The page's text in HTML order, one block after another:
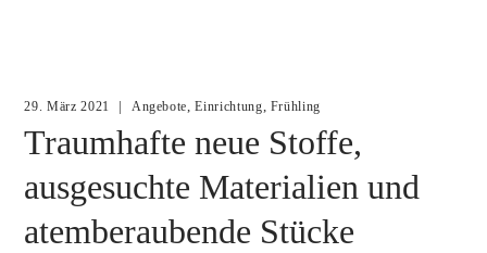
29. März 2021 Angebote,Einrichtung, Frühling
Traumhafte neue Stoffe,
ausgesuchte Materialien und
atemberaubende Stücke